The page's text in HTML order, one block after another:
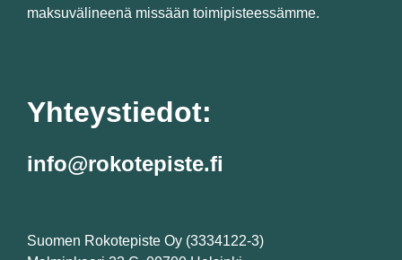
maksuvälineenä missään toimipisteessämme.
Yhteystiedot:
info@rokotepiste.fi
Suomen Rokotepiste Oy (3334122-3)